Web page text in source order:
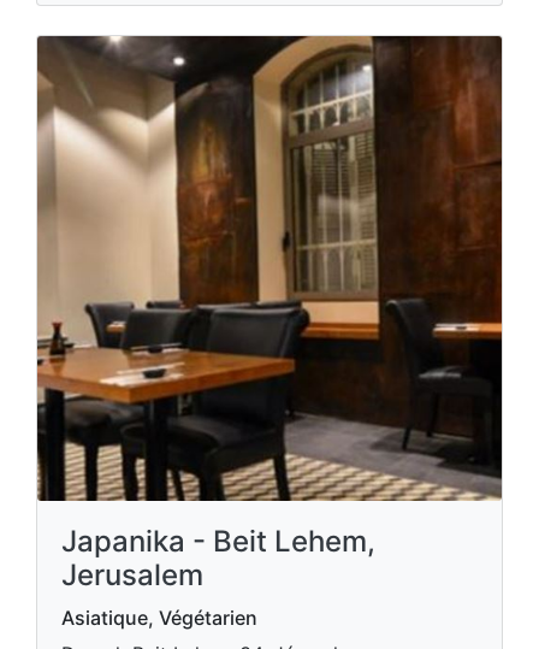
Japanika - Beit Lehem,
Jerusalem
Asiatique, Végétarien